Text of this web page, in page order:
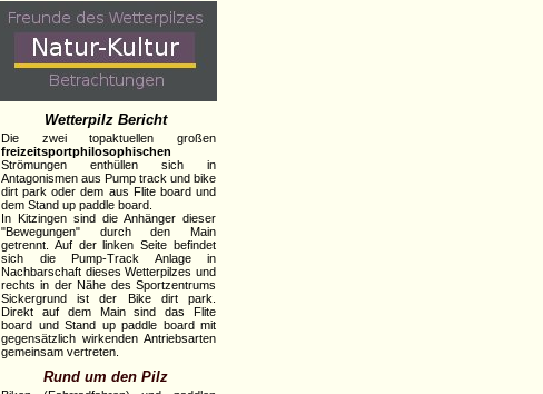
Wetterpilz Bericht
Die zwei topaktuellen großen
freizeitsportphilosophischen
Strömungen enthüllen sich in
Antagonismen aus Pump track und bike
dirt park oder dem aus Flite board und
dem Stand up paddle board.
In Kitzingen sind die Anhänger dieser
"Bewegungen" durch den Main
getrennt. Auf der linken Seite befindet
sich die Pump-Track Anlage in
Nachbarschaft dieses Wetterpilzes und
rechts in der Nähe des Sportzentrums
Sickergrund ist der Bike dirt park.
Direkt auf dem Main sind das Flite
board und Stand up paddle board mit
gegensätzlich wirkenden Antriebsarten
gemeinsam vertreten.
Rund um den Pilz